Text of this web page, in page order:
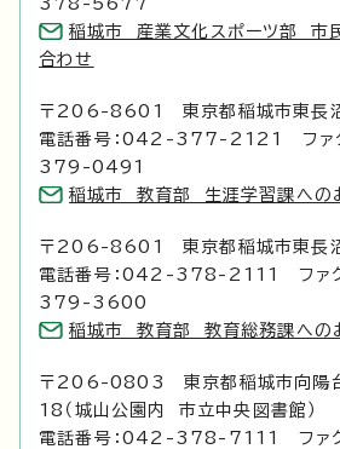
378-5677
稲城市 産業文化スポーツ部 市
合わせ
〒206-8601 東京都稲城市東長
電話番号：042-377-2121 ファ
379-0491
稲城市 教育部 生涯学習課への
〒206-8601 東京都稲城市東長
電話番号：042-378-2111 ファ
379-3600
稲城市 教育部 教育総務課への
〒206-0803 東京都稲城市向陽
18（城山公園内 市立中央図書館）
電話番号：042-378-7111 ファ